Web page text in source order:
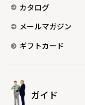
カタログ
メールマガジン
ギフトカード
ガイド